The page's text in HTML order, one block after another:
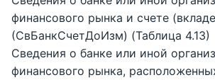
финансового рынка и счете
(СвБанкСчетДоИзм) (Таблица 4.13)
Сведения о банке или иной
финансового рынка,